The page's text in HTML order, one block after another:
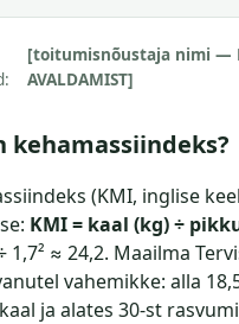
[toitumisnõustaja nimi —
AVALDAMIST]
kehamassiindeks?
(KMI, inglise
KMI = kaal (kg) ÷
1,7² ≈ 24,2. Maailma
vahemikke: alla
ja alates 30-st